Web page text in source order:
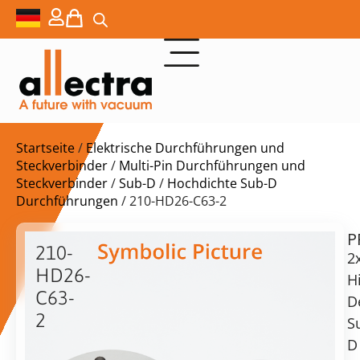
Startseite/ Elektrische Durchführungen und
Steckverbinder/ Multi-Pin Durchführungen und
Steckverbinder/Sub-D / Hochdichte Sub-D
Durchführungen / 210-HD26-C63-2
210-
HD26-
C63-
2
$ 1.185,00
D